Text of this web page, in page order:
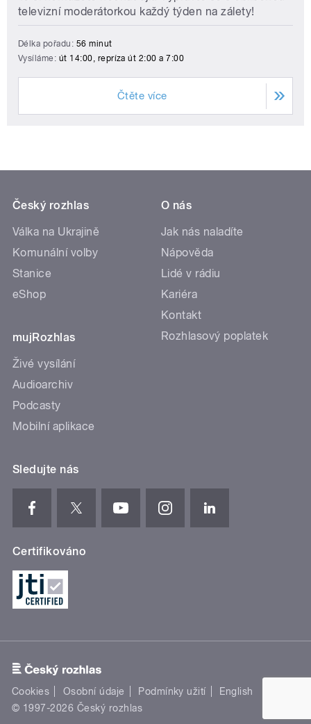
televizní moderátorkou každý týden na zálety!
Délka pořadu: 56 minut
Vysíláme: út 14:00, repríza út 2:00 a 7:00
Čtěte více
Český rozhlas
Válka na Ukrajině
Komunální volby
Stanice
eShop
mujRozhlas
Živé vysílání
Audioarchiv
Podcasty
Mobilní aplikace
O nás
Jak nás naladíte
Nápověda
Lidé v rádiu
Kariéra
Kontakt
Rozhlasový poplatek
Sledujte nás
Certifikováno
Cookies Osobní údaje Podmínky užití
English
© 1997-2026 Český rozhlas